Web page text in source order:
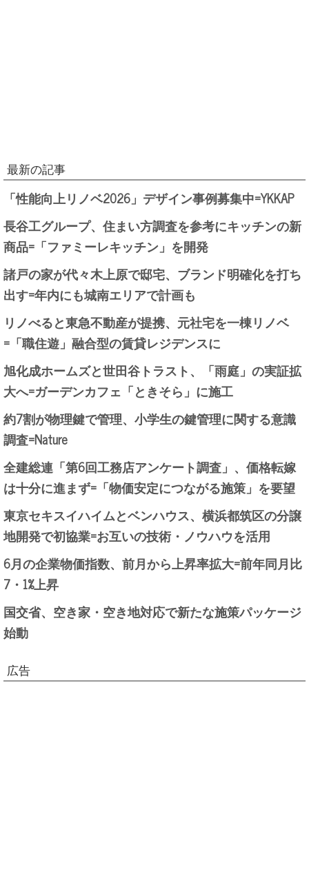
最新の記事
「性能向上リノベ2026」デザイン事例募集中=YKKAP
長谷工グループ、住まい方調査を参考にキッチンの新
商品=「ファミーレキッチン」を開発
諸戸の家が代々木上原で邸宅、ブランド明確化を打ち
出す=年内にも城南エリアで計画も
リノべると東急不動産が提携、元社宅を一棟リノベ
=「職住遊」融合型の賃貸レジデンスに
旭化成ホームズと世田谷トラスト、「雨庭」の実証拡
大へ=ガーデンカフェ「ときそら」に施工
約7割が物理鍵で管理、小学生の鍵管理に関する意識
調査=Nature
全建総連「第6回工務店アンケート調査」、価格転嫁
は十分に進まず=「物価安定につながる施策」を要望
東京セキスイハイムとベンハウス、横浜都筑区の分譲
地開発で初協業=お互いの技術・ノウハウを活用
6月の企業物価指数、前月から上昇率拡大=前年同月比
7・1%上昇
国交省、空き家・空き地対応で新たな施策パッケージ
始動
広告